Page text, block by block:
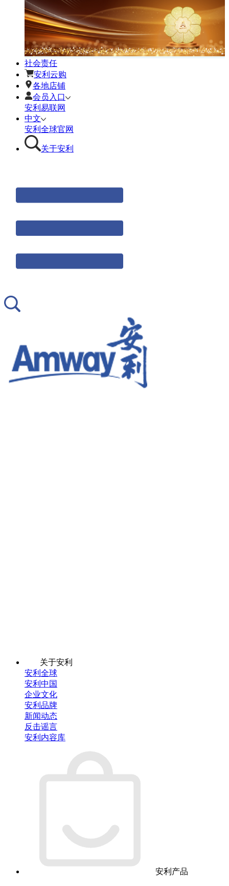
社会责任
安利云购
各地店铺
会员入口
安利易联网
中文
安利全球官网
关于安利
关于安利
安利全球
安利中国
企业文化
安利品牌
新闻动态
反击谣言
安利内容库
安利产品